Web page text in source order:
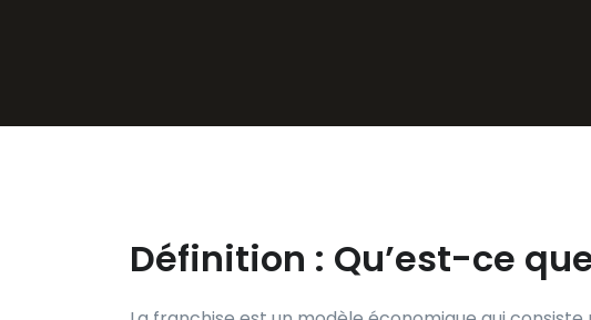
Définition : Qu’est-ce